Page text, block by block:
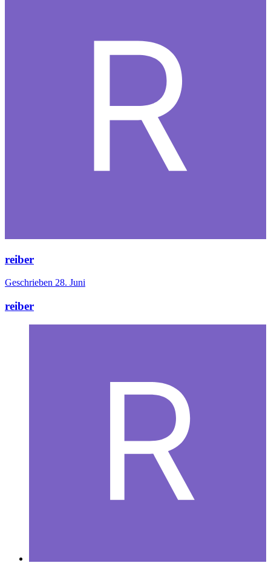
reiber
Geschrieben 28. Juni
reiber